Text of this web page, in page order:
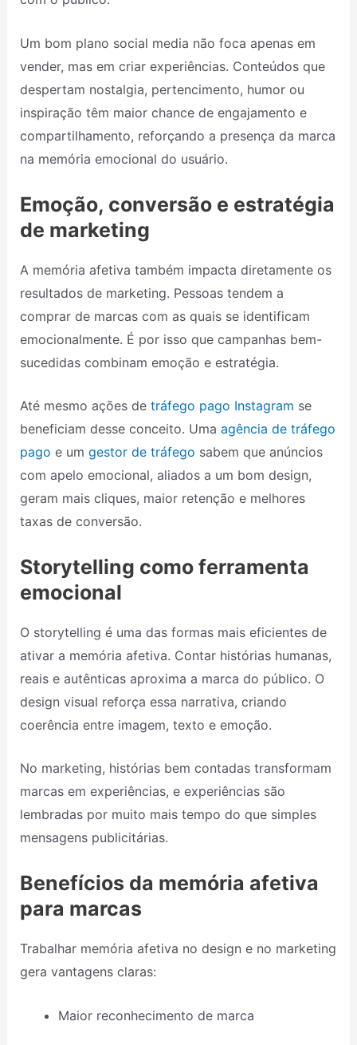
Um bom plano social media não foca apenas em
vender, mas em criar experiências. Conteúdos que
despertam nostalgia, pertencimento, humor ou
inspiração têm maior chance de engajamento e
compartilhamento, reforçando a presença da marca
na memória emocional do usuário.
Emoção, conversão e estratégia
de marketing
A memória afetiva também impacta diretamente os
resultados de marketing. Pessoas tendem a
comprar de marcas com as quais se identificam
emocionalmente. É por isso que campanhas bem-
sucedidas combinam emoção e estratégia.
Até mesmo ações de tráfego pago Instagram se
beneficiam desse conceito. Uma agência de tráfego
pago e um gestor de tráfego sabem que anúncios
com apelo emocional, aliados a um bom design,
geram mais cliques, maior retenção e melhores
taxas de conversão.
Storytelling como ferramenta
emocional
O storytelling é uma das formas mais eficientes de
ativar a memória afetiva. Contar histórias humanas,
reais e autênticas aproxima a marca do público. O
design visual reforça essa narrativa, criando
coerência entre imagem, texto e emoção.
No marketing, histórias bem contadas transformam
marcas em experiências, e experiências são
lembradas por muito mais tempo do que simples
mensagens publicitárias.
Benefícios da memória afetiva
para marcas
Trabalhar memória afetiva no design e no marketing
gera vantagens claras:
Maior reconhecimento de marca